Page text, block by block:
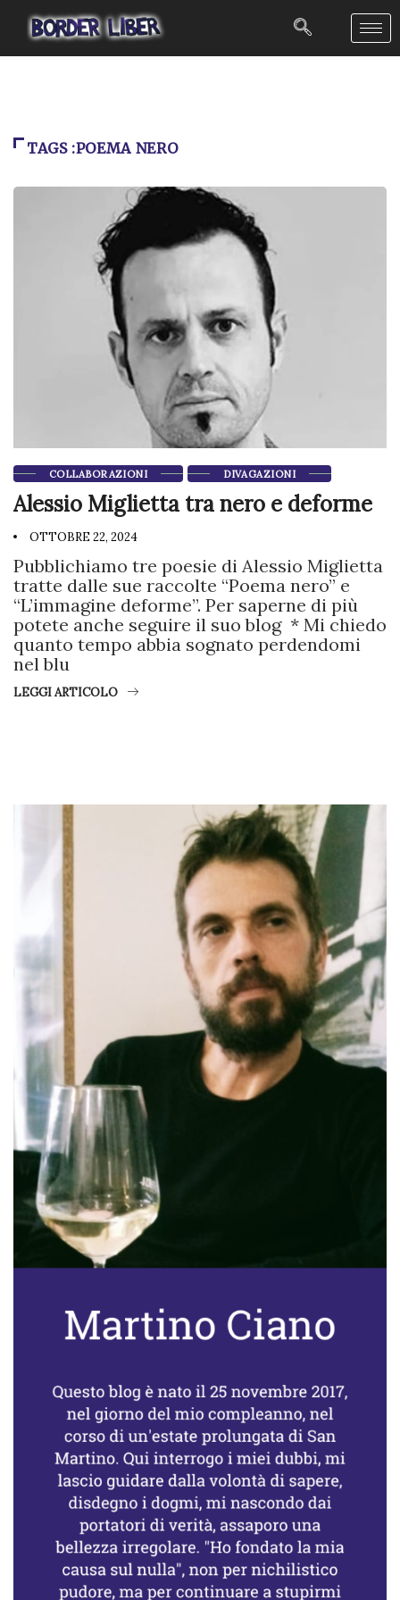
TAGS :POEMA NERO
COLLABORAZIONI DIVAGAZIONI
Alessio Miglietta tra nero e deforme
OTTOBRE 22, 2024
Pubblichiamo tre poesie di Alessio Miglietta
tratte dalle sue raccolte “Poema nero” e
“L’immagine deforme”. Per saperne di più
potete anche seguire il suo blog * Mi chiedo
quanto tempo abbia sognato perdendomi
nel blu
LEGGI ARTICOLO